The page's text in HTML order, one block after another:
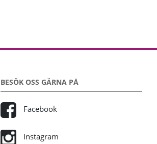
BESÖK OSS GÄRNA PÅ
Facebook
Instagram